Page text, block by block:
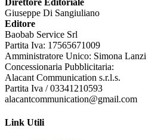
Direttore Editoriale
Giuseppe Di Sangiuliano
Editore
Baobab Service Srl
Partita Iva: 17565671009
Amministratore Unico: Simona Lanzi
Concessionaria Pubblicitaria:
Alacant Communication s.r.l.s.
Partita Iva / 03341210593
alacantcommunication@gmail.com
Link Utili